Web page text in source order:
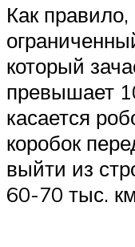
Как
который
превышает
касается
коробок
выйти из
60-70 тыс.